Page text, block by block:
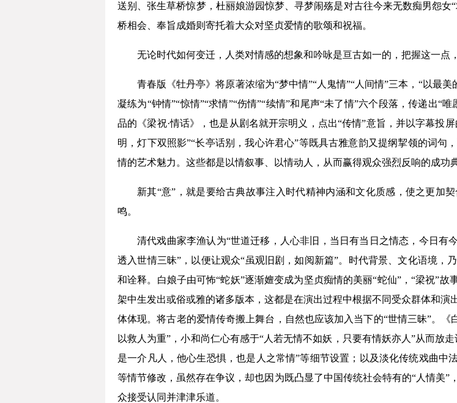
送别、张生草桥惊梦，杜丽娘游园惊梦、寻梦闹殇是对古往今来无数痴男怨女
桥相会、奉旨成婚则寄托着大众对坚贞爱情的歌颂和祝福。
无论时代如何变迁，人类对情感的想象和吟咏是亘古如一的，把握这一点
青春版《牡丹亭》将原著浓缩为“梦中情”“人鬼情”“人间情”三本，“以最
凝练为“钟情”“惊情”“求情”“伤情”“续情”和尾声“未了情”六个段落，传递出“
品的《梁祝·情话》，也是从剧名就开宗明义，点出“传情”意旨，并以字幕投
明，灯下双照影”“长亭话别，我心许君心”等既具古雅意韵又提纲挈领的词句
情的艺术魅力。这些都是以情叙事、以情动人，从而赢得观众强烈反响的成功
新其“意”，就是要给古典故事注入时代精神内涵和文化质感，使之更加
鸣。
清代戏曲家李渔认为“世道迁移，人心非旧，当日有当日之情态，今日有
透入世情三昧”，以便让观众“虽观旧剧，如阅新篇”。时代背景、文化语境，
和诠释。白娘子由可怖“蛇妖”逐渐嬗变成为坚贞痴情的美丽“蛇仙”，“梁祝”
架中生发出或俗或雅的诸多版本，这都是在演出过程中根据不同受众群体和
体体现。将古老的爱情传奇搬上舞台，自然也应该加入当下的“世情三昧”。
以救人为重”，小和尚仁心有感于“人若无情不如妖，只要有情妖亦人”从而放
是一介凡人，他心生恐惧，也是人之常情”等细节设置；以及淡化传统戏曲中
等情节修改，虽然存在争议，却也因为既凸显了中国传统社会特有的“人情美
众接受认同并津津乐道。